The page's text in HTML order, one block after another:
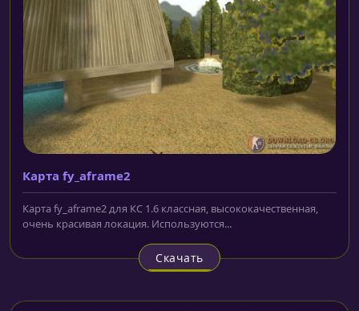
Карта fy_aframe2
Карта fy_aframe2 для КС 1.6 классная, высококачественная,
очень красивая локация. Используются...
Скачать